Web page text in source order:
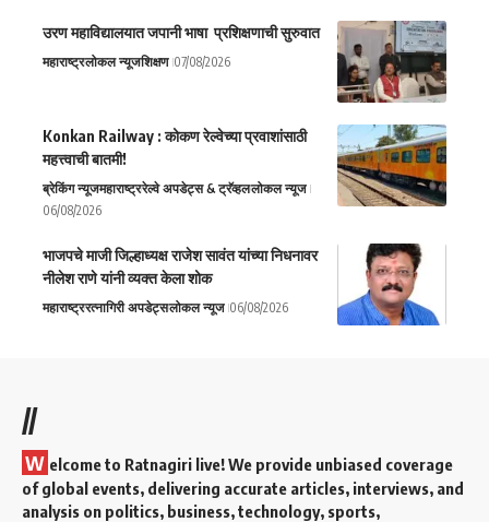
उरण महाविद्यालयात जपानी भाषा प्रशिक्षणाची सुरुवात
महाराष्ट्रलोकल न्यूजशिक्षण 07/08/2026
Konkan Railway : कोकण रेल्वेच्या प्रवाशांसाठी
महत्त्वाची बातमी!
ब्रेकिंग न्यूजमहाराष्ट्ररेल्वे अपडेट्स & ट्रॅव्हललोकल न्यूज
06/08/2026
भाजपचे माजी जिल्हाध्यक्ष राजेश सावंत यांच्या निधनावर
नीलेश राणे यांनी व्यक्त केला शोक
महाराष्ट्ररत्नागिरी अपडेट्सलोकल न्यूज 06/08/2026
//
W elcome to Ratnagiri live! We provide unbiased coverage
of global events, delivering accurate articles, interviews, and
analysis on politics, business, technology, sports,